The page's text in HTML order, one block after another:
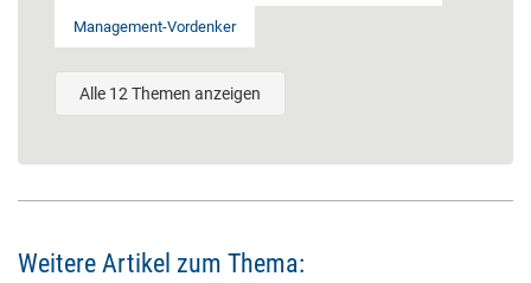
Management-Vordenker
Alle 12 Themen anzeigen
Weitere Artikel zum Thema: